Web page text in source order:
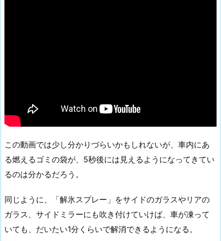
この動画では少し分かりづらいかもしれないが、車内にあ
る燃えるゴミの袋が、5秒後には見えるようになってきてい
るのは分かるだろう。
同じように、「解氷スプレー」をサイドのガラスやリアの
ガラス、サイドミラーにも吹き付けていけば、車が凍って
いても、だいたい1分くらいで解消できるようになる。